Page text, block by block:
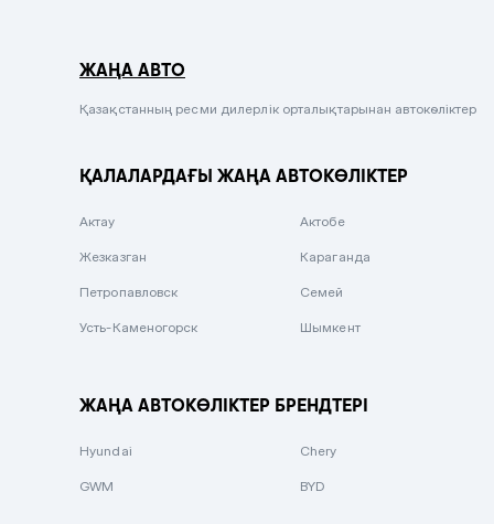
Сиреневый металлик
Вишневый
ЖАҢА АВТО
Қазақстанның ресми дилерлік орталықтарынан автокөліктер
ҚАЛАЛАРДАҒЫ ЖАҢА АВТОКӨЛІКТЕР
Актау Актобе
Жезказган Караганда
Петропавловск Семей
Усть-Каменогорск Шымкент
ЖАҢА АВТОКӨЛІКТЕР БРЕНДТЕРІ
Hyundai Chery
GWM BYD